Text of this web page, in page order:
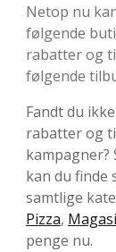
Netop nu
følgende
rabatter og
følgende
Fandt du
rabatter og
kampagner?
kan du finde
samtlige
Pizza,
penge nu.